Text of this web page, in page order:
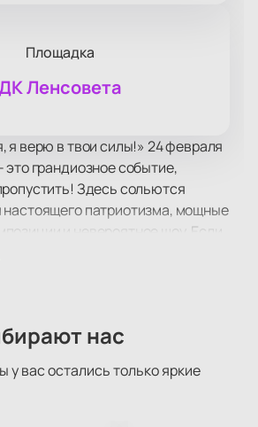
Площадка
Ленсовета
я верю в твои силы!» 24 февраля
грандиозное событие,
Здесь сольются
настоящего патриотизма, мощные
и невероятное шоу. Если
страной и стремитесь
этого незабываемого
потрясающее шоу, которое
затрепетать и сердце
нас
у вас остались только яркие